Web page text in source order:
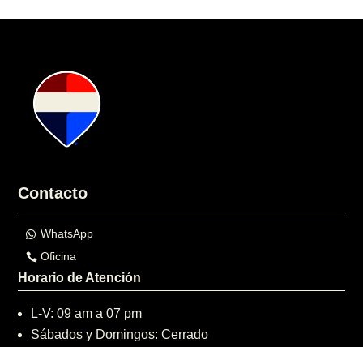
Contacto
WhatsApp
Oficina
Horario de Atención
L-V: 09 am a 07 pm
Sábados y Domingos: Cerrado